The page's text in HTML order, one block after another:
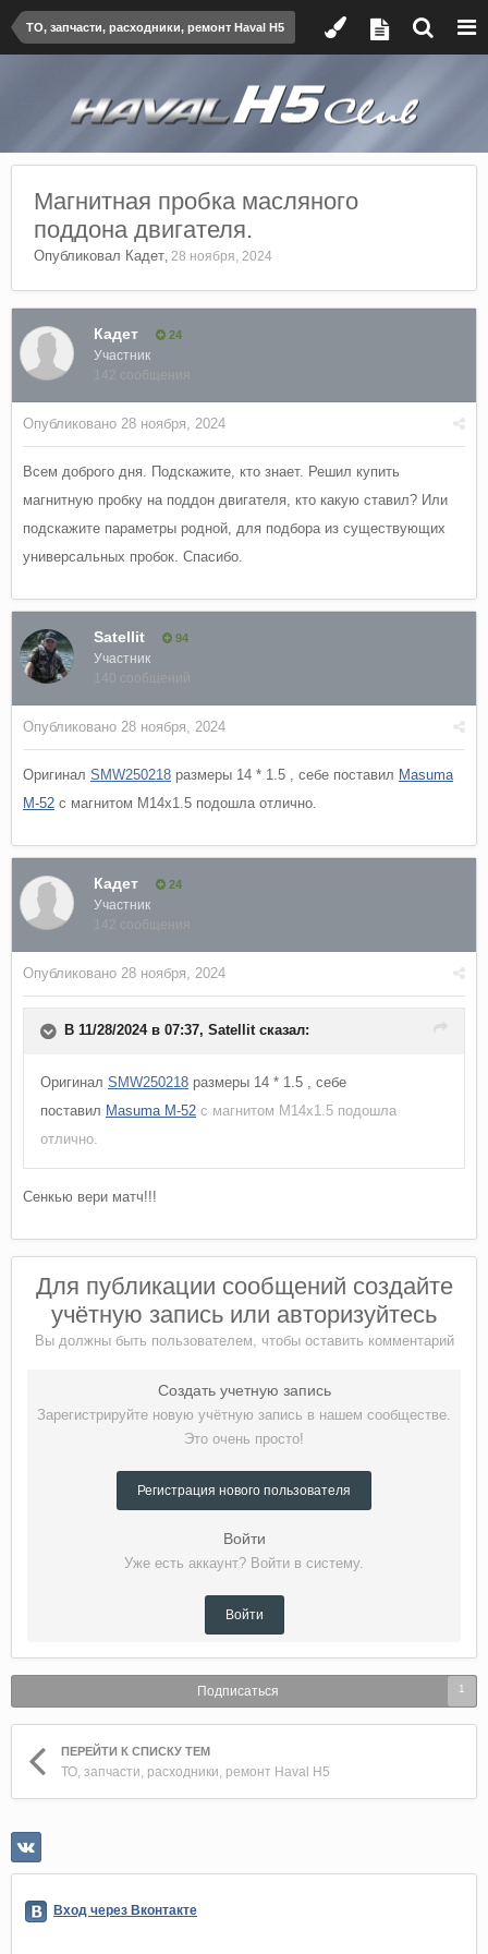
ТО, запчасти, расходники, ремонт Haval H5
Магнитная пробка масляного
поддона двигателя.
Опубликовал Кадет, 28 ноября, 2024
Кадет 24
Участник
142 сообщения
Опубликовано 28 ноября, 2024
Всем доброго дня. Подскажите, кто знает. Решил купить
магнитную пробку на поддон двигателя, кто какую ставил? Или
подскажите параметры родной, для подбора из существующих
универсальных пробок. Спасибо.
Satellit 94
Участник
140 сообщений
Опубликовано 28 ноября, 2024
Оригинал SMW250218 размеры 14 * 1.5 , себе поставил Masuma
M-52 с магнитом M14x1.5 подошла отлично.
Кадет 24
Участник
142 сообщения
Опубликовано 28 ноября, 2024
В 11/28/2024 в 07:37, Satellitсказал:
Оригинал SMW250218 размеры 14 * 1.5 , себе
поставил Masuma M-52 с магнитом M14x1.5 подошла
отлично.
Сенкью вери матч!!!
Для публикации сообщений создайте
учётную запись или авторизуйтесь
Вы должны быть пользователем, чтобы оставить комментарий
Создать учетную запись
Зарегистрируйте новую учётную запись в нашем сообществе.
Это очень просто!
Регистрация нового пользователя
Войти
Уже есть аккаунт? Войти в систему.
Войти
Подписаться 1
ПЕРЕЙТИ К СПИСКУ ТЕМ
ТО, запчасти, расходники, ремонт Haval H5
Вход через Вконтакте